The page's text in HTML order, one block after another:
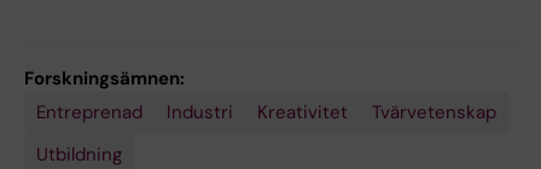
Forskningsämnen:
Entreprenad
Industri Kreativitet
Tvärvetenskap
Utbildning